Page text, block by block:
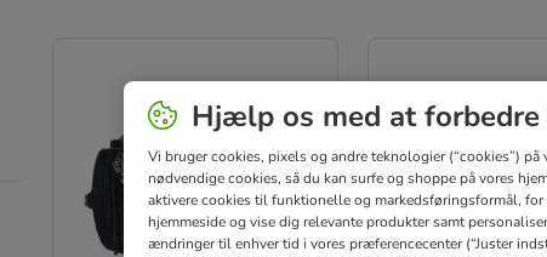
Hjælp os med at forbedre
Vi bruger cookies, pixels og andre teknologier (“cookies”)
nødvendige cookies, så du kan surfe og shoppe på vores
aktivere cookies til funktionelle og markedsføringsformål,
hjemmeside og vise dig relevante produkter samt
ændringer til enhver tid i vores præferencecenter (“Juster